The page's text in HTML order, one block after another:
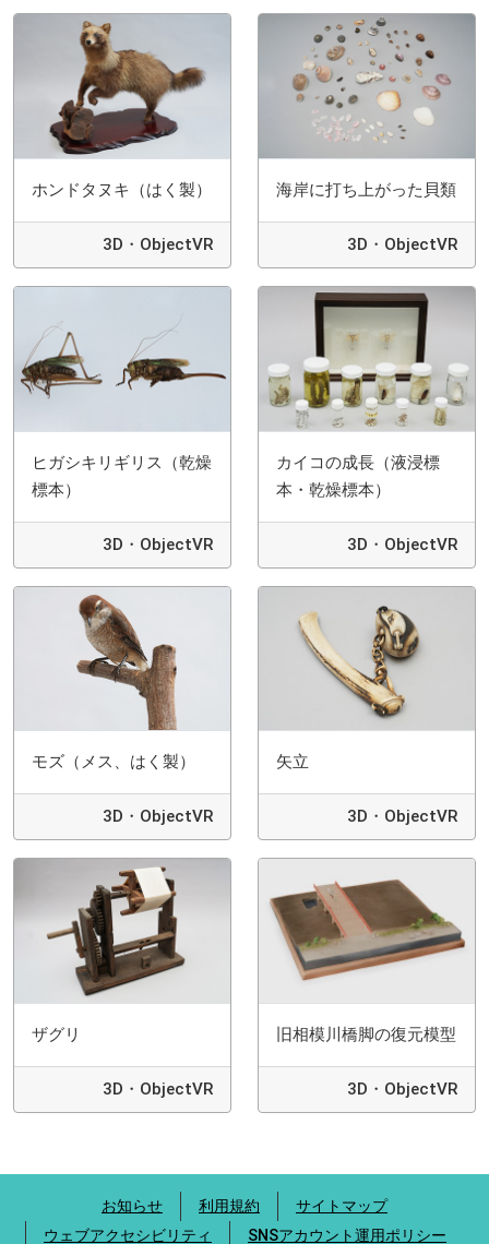
ホンドタヌキ（はく製）
3D・ObjectVR
海岸に打ち上がった貝類
3D・ObjectVR
ヒガシキリギリス（乾燥
標本）
3D・ObjectVR
カイコの成長（液浸標
本・乾燥標本）
3D・ObjectVR
モズ（メス、はく製）
3D・ObjectVR
矢立
3D・ObjectVR
ザグリ
3D・ObjectVR
旧相模川橋脚の復元模型
3D・ObjectVR
お知らせ 利用規約
サイトマップ
ウェブアクセシビリティ
SNSアカウント運用ポリシー